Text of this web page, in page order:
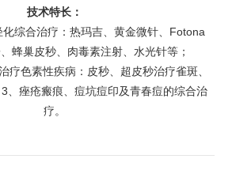
技术特长：
综合治疗：热玛吉、黄金微针、Fotona
蜂巢皮秒、肉毒素注射、水光针等；
疗色素性疾病：皮秒、超皮秒治疗雀斑、
、痤疮瘢痕、痘坑痘印及青春痘的综合治
疗。